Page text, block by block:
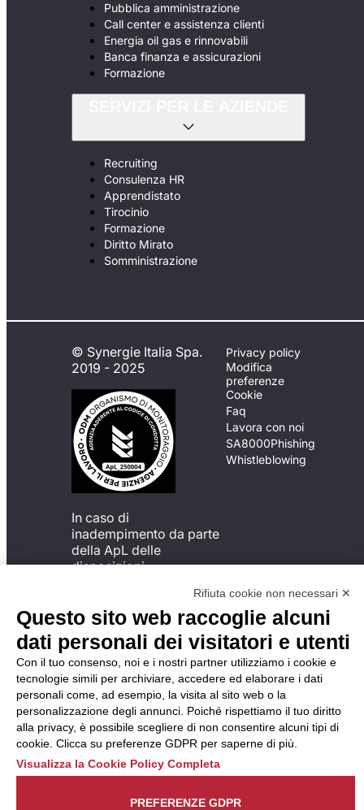
Pubblica amministrazione
Call center e assistenza clienti
Energia oil gas e rinnovabili
Banca finanza e assicurazioni
Formazione
Recruiting
Consulenza HR
Apprendistato
Tirocinio
Formazione
Diritto Mirato
Somministrazione
© Synergie Italia Spa.
2019 - 2025
In caso di
inadempimento da parte
della ApL delle
disposizioni
possibile presentare un
reclamo
all’Organismo di
Monitoraggio utilizzando
una delle modalità
descritte al seguente
indirizzo web
https://odm-
agenzielavoro.it/reclami/.
Privacy policy
Modifica
preferenze
Cookie
Faq
Lavora con noi
SA8000Phishing
Whistleblowing
Rifiuta cookie non necessari ✕
Questo sito web raccoglie alcuni
dati personali dei visitatori e utenti
Con il tuo consenso, noi e i nostri partner utilizziamo i cookie e
tecnologie simili per archiviare, accedere ed elaborare i dati
personali come, ad esempio, la visita al sito web o la
personalizzazione degli annunci. Poiché rispettiamo il tuo diritto
alla privacy, è possibile scegliere di non consentire alcuni tipi di
cookie. Clicca su preferenze GDPR per saperne di più.
Visualizza la Cookie Policy Completa
PREFERENZE GDPR